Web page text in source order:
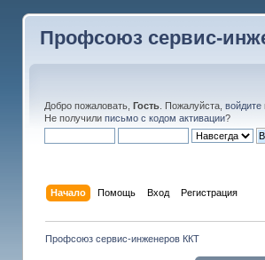
Профсоюз сервис-
Добро пожаловать, Гость. Пожалуйста, войдите
Не получили письмо с кодом активации?
Начало Помощь Вход Регистрация
Профсоюз сервис-инженеров ККТ